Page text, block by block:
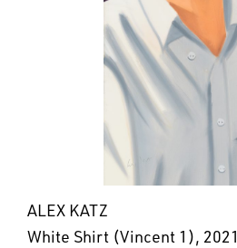
ALEX KATZ
White Shirt (Vincent 1), 2021